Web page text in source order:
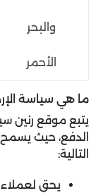
والبحر
الأحمر
ما هي سياسة
يتبع موقع رنين
الدفع، حيث
التالية:
يحق لعملاء